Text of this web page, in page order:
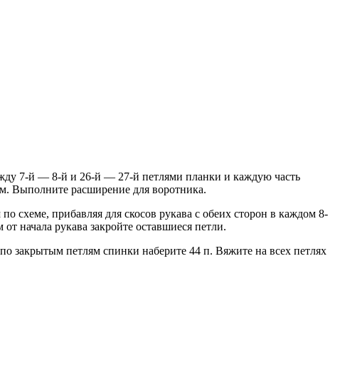
7-й — 8-й и 26-й — 27-й петлями планки и каждую часть
Выполните расширение для воротника.
схеме, прибавляя для скосов рукава с обеих сторон в каждом 8-
начала рукава закройте оставшиеся петли.
петлям спинки наберите 44 п. Вяжите на всех петлях